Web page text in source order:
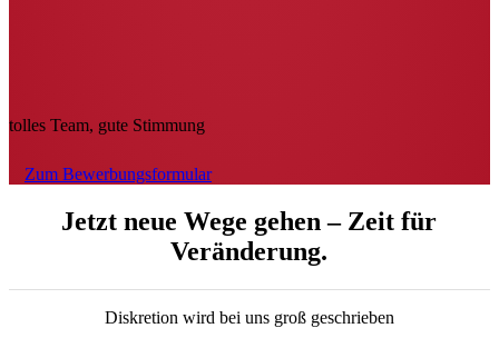
tolles Team, gute Stimmung
Zum Bewerbungsformular
Jetzt neue Wege gehen – Zeit für
Veränderung.
Diskretion wird bei uns groß geschrieben